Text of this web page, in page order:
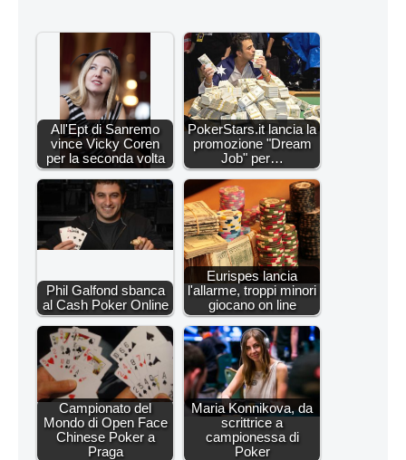
All'Ept di Sanremo
vince Vicky Coren
per la seconda volta
PokerStars.it lancia la
promozione "Dream
Job" per…
Phil Galfond sbanca
al Cash Poker Online
Eurispes lancia
l'allarme, troppi minori
giocano on line
Campionato del
Mondo di Open Face
Chinese Poker a
Praga
Maria Konnikova, da
scrittrice a
campionessa di
Poker